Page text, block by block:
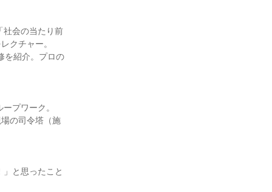
社会の当たり前
クチャー。
を紹介。プロの
プワーク。
の司令塔（施
と思ったこと